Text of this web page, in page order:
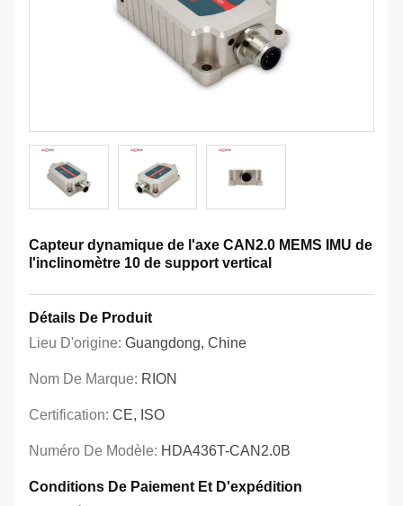
Capteur dynamique de l'axe CAN2.0 MEMS IMU de
l'inclinomètre 10 de support vertical
Détails De Produit
Lieu D'origine: Guangdong, Chine
Nom De Marque: RION
Certification: CE, ISO
Numéro De Modèle: HDA436T-CAN2.0B
Conditions De Paiement Et D'expédition